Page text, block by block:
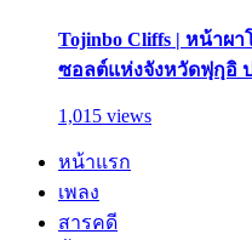
Tojinbo Cliffs | หน้าผ
ซอลต์แห่งจังหวัดฟุกุอิ
1,015 views
หน้าแรก
เพลง
สารคดี